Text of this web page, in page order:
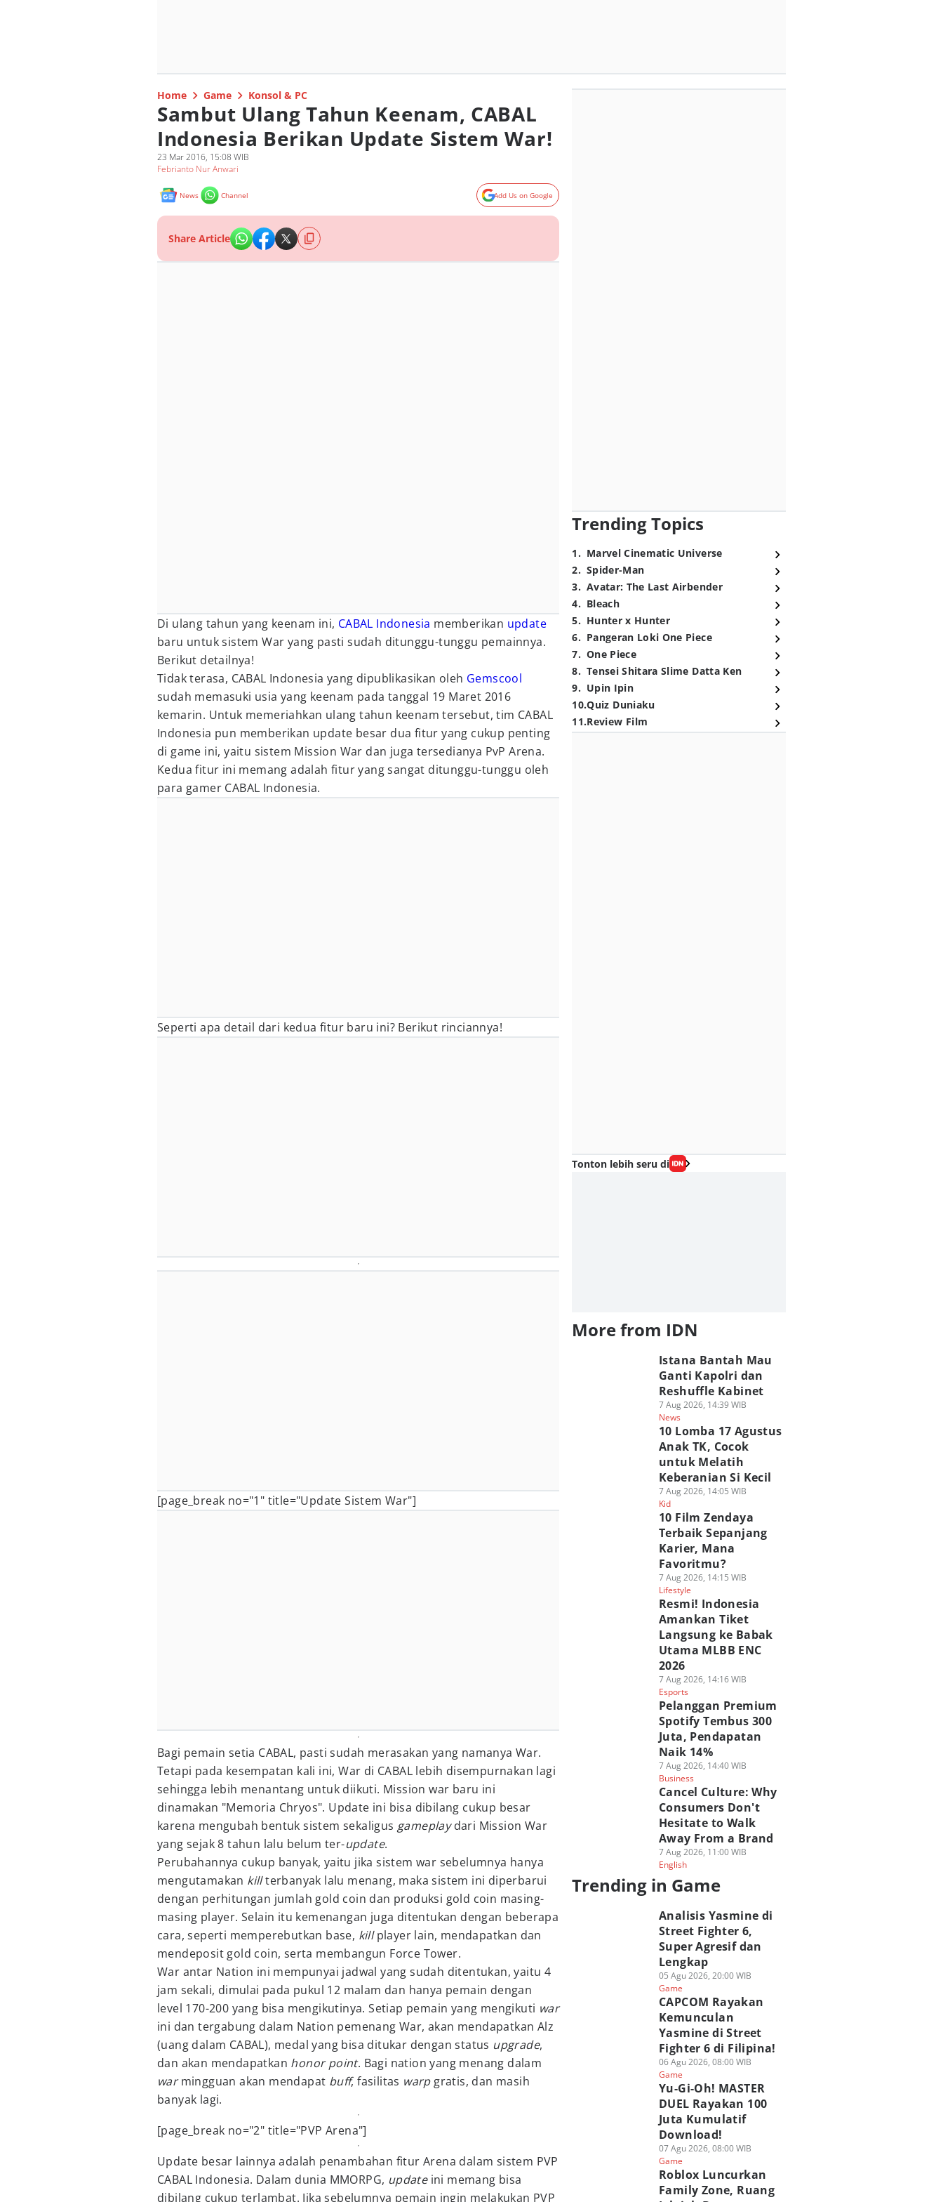
Home Game Konsol & PC
Sambut Ulang Tahun Keenam, CABAL
Indonesia Berikan Update Sistem War!
23 Mar 2016, 15:08 WIB
Febrianto Nur Anwari
News Channel Add Us on Google
Share Article
Di ulang tahun yang keenam ini, CABAL Indonesia memberikan update
baru untuk sistem War yang pasti sudah ditunggu-tunggu pemainnya.
Berikut detailnya!
Tidak terasa, CABAL Indonesia yang dipublikasikan oleh Gemscool
sudah memasuki usia yang keenam pada tanggal 19 Maret 2016
kemarin. Untuk memeriahkan ulang tahun keenam tersebut, tim CABAL
Indonesia pun memberikan update besar dua fitur yang cukup penting
di game ini, yaitu sistem Mission War dan juga tersedianya PvP Arena.
Kedua fitur ini memang adalah fitur yang sangat ditunggu-tunggu oleh
para gamer CABAL Indonesia.
Seperti apa detail dari kedua fitur baru ini? Berikut rinciannya!
[page_break no="1" title="Update Sistem War"]
Bagi pemain setia CABAL, pasti sudah merasakan yang namanya War.
Tetapi pada kesempatan kali ini, War di CABAL lebih disempurnakan lagi
sehingga lebih menantang untuk diikuti. Mission war baru ini
dinamakan "Memoria Chryos". Update ini bisa dibilang cukup besar
karena mengubah bentuk sistem sekaligus gameplaydari Mission War
yang sejak 8 tahun lalu belum ter-update.
Perubahannya cukup banyak, yaitu jika sistem war sebelumnya hanya
mengutamakan killterbanyak lalu menang, maka sistem ini diperbarui
dengan perhitungan jumlah gold coin dan produksi gold coin masing-
masing player. Selain itu kemenangan juga ditentukan dengan beberapa
cara, seperti memperebutkan base, killplayer lain, mendapatkan dan
mendeposit gold coin, serta membangun Force Tower.
War antar Nation ini mempunyai jadwal yang sudah ditentukan, yaitu 4
jam sekali, dimulai pada pukul 12 malam dan hanya pemain dengan
level 170-200 yang bisa mengikutinya. Setiap pemain yang mengikuti war
ini dan tergabung dalam Nation pemenang War, akan mendapatkan Alz
(uang dalam CABAL), medal yang bisa ditukar dengan status upgrade,
dan akan mendapatkan honor point. Bagi nation yang menang dalam
warmingguan akan mendapat buff, fasilitas warpgratis, dan masih
banyak lagi.
[page_break no="2" title="PVP Arena"]
Update besar lainnya adalah penambahan fitur Arena dalam sistem PVP
CABAL Indonesia. Dalam dunia MMORPG, updateini memang bisa
dibilang cukup terlambat. Jika sebelumnya pemain ingin melakukan PVP
Trending Topics
1. Marvel Cinematic Universe
2. Spider-Man
3. Avatar: The Last Airbender
4. Bleach
5. Hunter x Hunter
6. Pangeran Loki One Piece
7. One Piece
8. Tensei Shitara Slime Datta Ken
9. Upin Ipin
10.Quiz Duniaku
11.Review Film
Tonton lebih seru di
More from IDN
Istana Bantah Mau
Ganti Kapolri dan
Reshuffle Kabinet
7 Aug 2026, 14:39 WIB
News
10 Lomba 17 Agustus
Anak TK, Cocok
untuk Melatih
Keberanian Si Kecil
7 Aug 2026, 14:05 WIB
Kid
10 Film Zendaya
Terbaik Sepanjang
Karier, Mana
Favoritmu?
7 Aug 2026, 14:15 WIB
Lifestyle
Resmi! Indonesia
Amankan Tiket
Langsung ke Babak
Utama MLBB ENC
2026
7 Aug 2026, 14:16 WIB
Esports
Pelanggan Premium
Spotify Tembus 300
Juta, Pendapatan
Naik 14%
7 Aug 2026, 14:40 WIB
Business
Cancel Culture: Why
Consumers Don't
Hesitate to Walk
Away From a Brand
7 Aug 2026, 11:00 WIB
English
Trending in Game
Analisis Yasmine di
Street Fighter 6,
Super Agresif dan
Lengkap
05 Agu 2026, 20:00 WIB
Game
CAPCOM Rayakan
Kemunculan
Yasmine di Street
Fighter 6 di Filipina!
06 Agu 2026, 08:00 WIB
Game
Yu-Gi-Oh! MASTER
DUEL Rayakan 100
Juta Kumulatif
Download!
07 Agu 2026, 08:00 WIB
Game
Roblox Luncurkan
Family Zone, Ruang